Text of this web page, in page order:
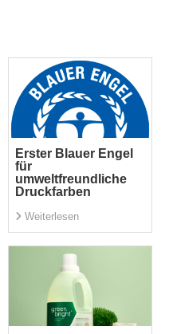
Erster Blauer Engel
für
umweltfreundliche
Druckfarben
Weiterlesen